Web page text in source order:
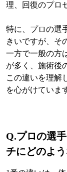
理、回復のプロ
特に、プロの選
きいですが、そ
一方で一般の方
が多く、施術後
この違いを理解
を心がけていま
Q.プロの選
チにどのよ